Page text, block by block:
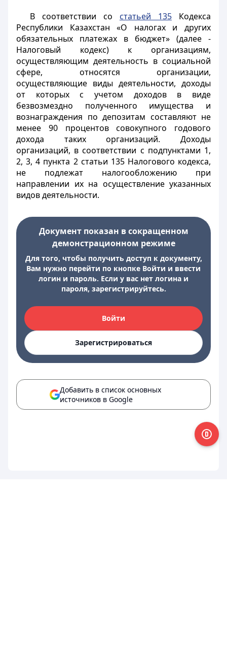
В соответствии со статьей 135Кодекса
Республики Казахстан «О налогах и других
обязательных платежах в бюджет» (далее -
Налоговый кодекс) к организациям,
осуществляющим деятельность в социальной
сфере, относятся организации,
осуществляющие виды деятельности, доходы
от которых с учетом доходов в виде
безвозмездно полученного имущества и
вознаграждения по депозитам составляют не
менее 90 процентов совокупного годового
дохода таких организаций. Доходы
организаций, в соответствии с подпунктами 1,
2, 3, 4 пункта 2 статьи 135 Налогового кодекса,
не подлежат налогообложению при
направлении их на осуществление указанных
видов деятельности.
Документ показан в сокращенном
демонстрационном режиме
Для того, чтобы получить доступ к документу,
Вам нужно перейти по кнопке Войти и ввести
логин и пароль. Если у вас нет логина и
пароля, зарегистрируйтесь.
Войти
Зарегистрироваться
Добавить в список основных
источников в Google